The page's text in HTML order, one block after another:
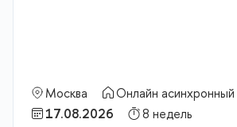
Москва
Онлайн асинхронный
17.08.2026
8 недель